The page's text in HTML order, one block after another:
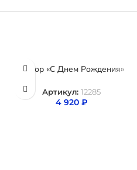
Набор «С Днем Рождения»
Артикул: 12285
4 920 ₽